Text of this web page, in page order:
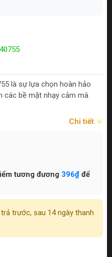
là sự lựa chọn hoàn hảo
các bề mặt nhạy cảm mà
Chi tiết
tương đương 396₫ để
trả trước, sau 14 ngày thanh